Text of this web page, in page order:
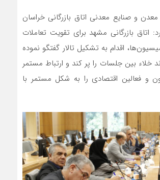
و صنایع معدنی اتاق بازرگانی خراسان
اتاق بازرگانی مشهد برای تقویت تعاملات
اقدام به تشکیل تالار گفتگو نموده
خلاء بین جلسات را پر کند و ارتباط مستمر
و فعالین اقتصادی را به شکل مستمر با